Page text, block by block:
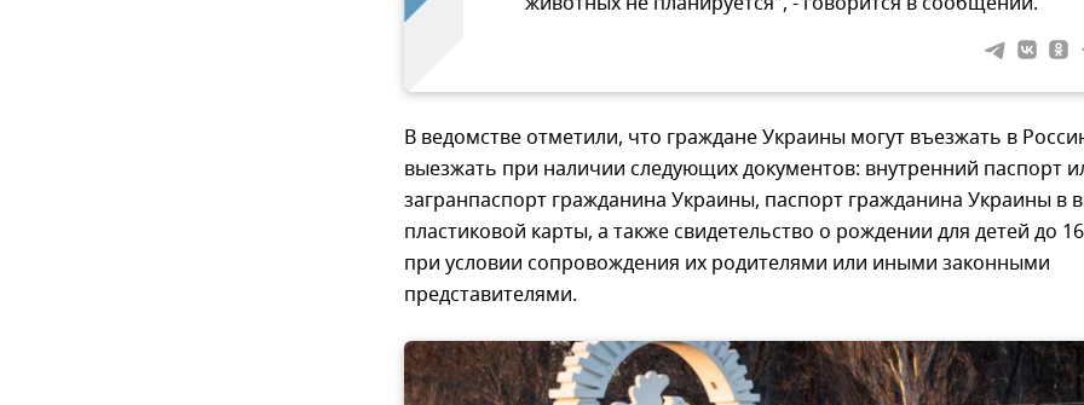
В ведомстве отметили, что граждане Украины могут въезжать в
выезжать при наличии следующих документов: внутренний паспорт
загранпаспорт гражданина Украины, паспорт гражданина Украины в
пластиковой карты, а также свидетельство о рождении для детей до
при условии сопровождения их родителями или иными законными
представителями.